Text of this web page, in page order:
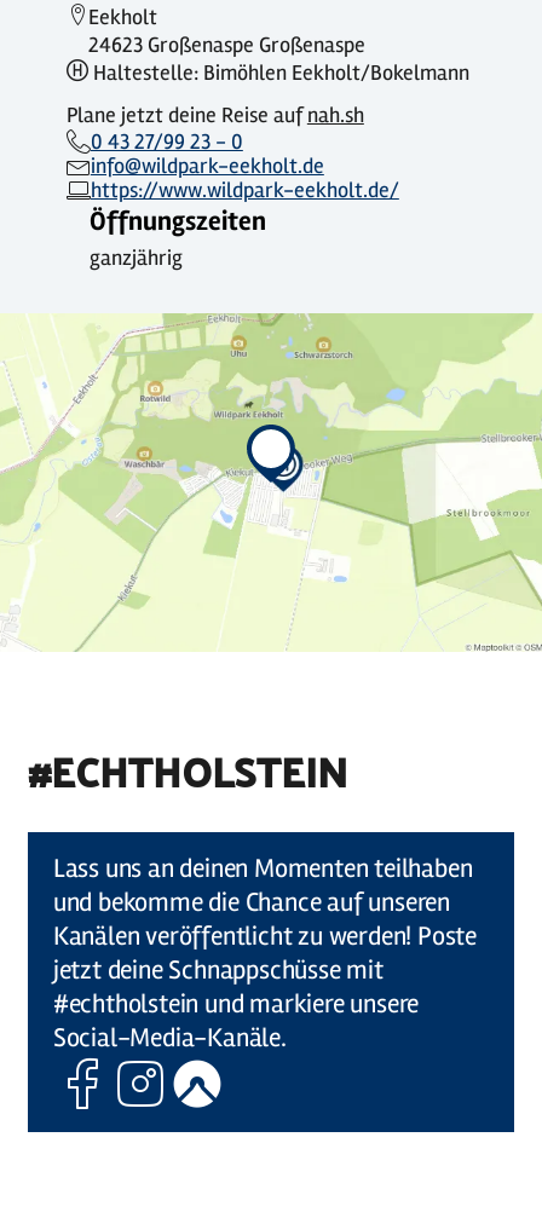
Eekholt
24623 Großenaspe Großenaspe
Haltestelle: Bimöhlen Eekholt/Bokelmann
Plane jetzt deine Reise aufnah.sh
0 43 27/99 23 - 0
info@wildpark-eekholt.de
https://www.wildpark-eekholt.de/
Öffnungszeiten
ganzjährig
#ECHTHOLSTEIN
Lass uns an deinen Momenten teilhaben
und bekomme die Chance auf unseren
Kanälen veröffentlicht zu werden! Poste
jetzt deine Schnappschüsse mit
#echtholstein und markiere unsere
Social-Media-Kanäle.
FacebookInstagram
Komoot